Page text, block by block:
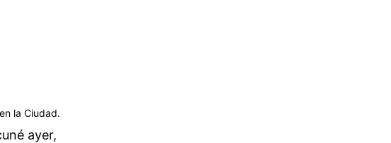
la Ciudad.
ayer,